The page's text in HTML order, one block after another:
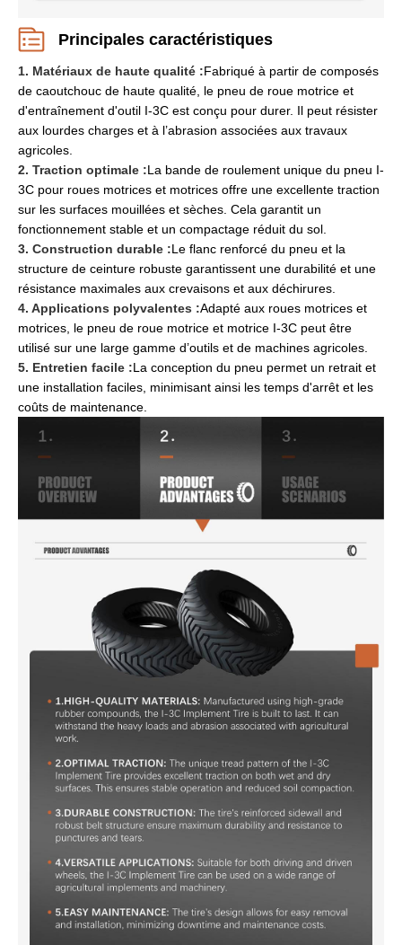
Principales caractéristiques
1. Matériaux de haute qualité :Fabriqué à partir de composés
de caoutchouc de haute qualité, le pneu de roue motrice et
d'entraînement d'outil I-3C est conçu pour durer. Il peut résister
aux lourdes charges et à l’abrasion associées aux travaux
agricoles.
2. Traction optimale :La bande de roulement unique du pneu I-
3C pour roues motrices et motrices offre une excellente traction
sur les surfaces mouillées et sèches. Cela garantit un
fonctionnement stable et un compactage réduit du sol.
3. Construction durable :Le flanc renforcé du pneu et la
structure de ceinture robuste garantissent une durabilité et une
résistance maximales aux crevaisons et aux déchirures.
4. Applications polyvalentes :Adapté aux roues motrices et
motrices, le pneu de roue motrice et motrice I-3C peut être
utilisé sur une large gamme d’outils et de machines agricoles.
5. Entretien facile :La conception du pneu permet un retrait et
une installation faciles, minimisant ainsi les temps d'arrêt et les
coûts de maintenance.